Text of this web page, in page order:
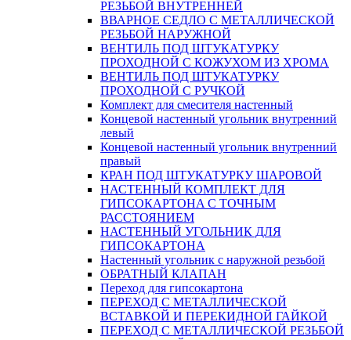
РЕЗЬБОЙ ВНУТРЕННЕЙ
ВВАРНОЕ СЕДЛО С МЕТАЛЛИЧЕСКОЙ
РЕЗЬБОЙ НАРУЖНОЙ
ВЕНТИЛЬ ПОД ШТУКАТУРКУ
ПРОХОДНОЙ С КОЖУХОМ ИЗ ХРОМА
ВЕНТИЛЬ ПОД ШТУКАТУРКУ
ПРОХОДНОЙ С РУЧКОЙ
Комплект для смесителя настенный
Концевой настенный угольник внутренний
левый
Концевой настенный угольник внутренний
правый
КРАН ПОД ШТУКАТУРКУ ШАРОВОЙ
НАСТЕННЫЙ КОМПЛЕКТ ДЛЯ
ГИПСОКАРТОНA С ТОЧНЫМ
РАССТОЯНИЕМ
НАСТЕННЫЙ УГОЛЬНИК ДЛЯ
ГИПСОКАРТОНА
Настенный угольник с наружной резьбой
ОБРАТНЫЙ КЛАПАН
Переход для гипсокартона
ПЕРЕХОД С МЕТАЛЛИЧЕСКОЙ
ВСТАВКОЙ И ПЕРЕКИДНОЙ ГАЙКОЙ
ПЕРЕХОД С МЕТАЛЛИЧЕСКОЙ РЕЗЬБОЙ